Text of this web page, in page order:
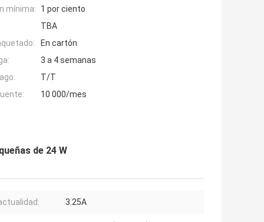
mínima:
1 por ciento
TBA
En cartón
3 a 4 semanas
T/T
10 000/mes
de 24 W
3.25A